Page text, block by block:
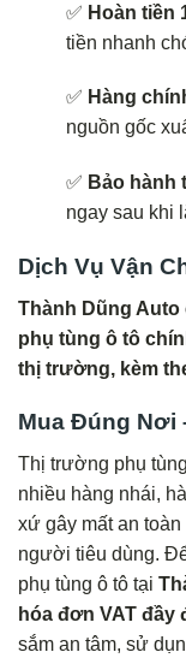
✅ Hoàn tiền
tiền nhanh
✅ Hàng
nguồn gốc
✅ Bảo hành
ngay sau khi
Dịch Vụ Vận
Thành Dũng Auto
phụ tùng ô tô
thị trường, kèm
Mua Đúng Nơi
Thị trường phụ
nhiều hàng nhái,
xứ gây mất an
người tiêu dùng.
phụ tùng ô tô tại
hóa đơn VAT đầy
sắm an tâm, sử